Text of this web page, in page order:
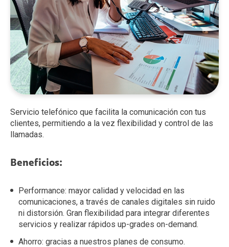
Servicio telefónico que facilita la comunicación con tus
clientes, permitiendo a la vez flexibilidad y control de las
llamadas.
Beneficios:
Performance: mayor calidad y velocidad en las
comunicaciones, a través de canales digitales sin ruido
ni distorsión. Gran flexibilidad para integrar diferentes
servicios y realizar rápidos up-grades on-demand.
Ahorro: gracias a nuestros planes de consumo.